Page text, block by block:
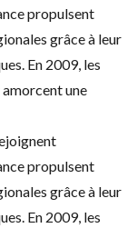
propulsent
grâce à leur
En 2009, les
une
propulsent
grâce à leur
En 2009, les